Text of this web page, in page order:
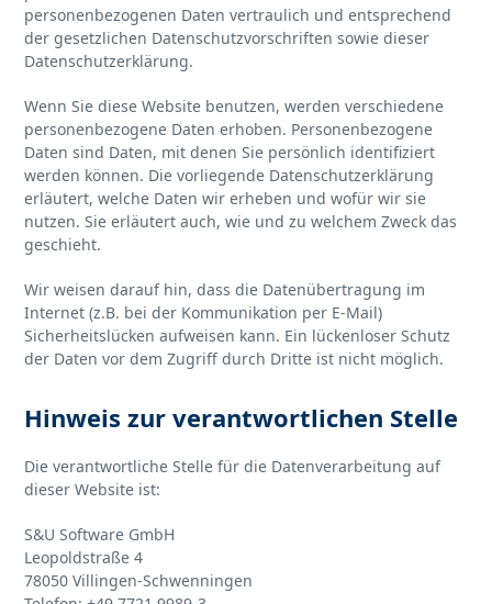
personenbezogenen Daten vertraulich und entsprechend
der gesetzlichen Datenschutzvorschriften sowie dieser
Datenschutzerklärung.
Wenn Sie diese Website benutzen, werden verschiedene
personenbezogene Daten erhoben. Personenbezogene
Daten sind Daten, mit denen Sie persönlich identifiziert
werden können. Die vorliegende Datenschutzerklärung
erläutert, welche Daten wir erheben und wofür wir sie
nutzen. Sie erläutert auch, wie und zu welchem Zweck das
geschieht.
Wir weisen darauf hin, dass die Datenübertragung im
Internet (z.B. bei der Kommunikation per E-Mail)
Sicherheitslücken aufweisen kann. Ein lückenloser Schutz
der Daten vor dem Zugriff durch Dritte ist nicht möglich.
Hinweis zur verantwortlichen Stelle
Die verantwortliche Stelle für die Datenverarbeitung auf
dieser Website ist:
S&U Software GmbH
Leopoldstraße 4
78050 Villingen-Schwenningen